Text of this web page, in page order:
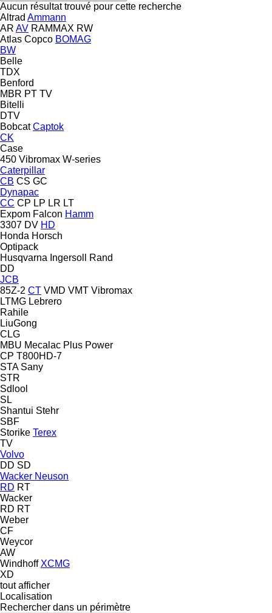
Aucun résultat trouvé pour cette recherche
Altrad Ammann
AR AV RAMMAX RW
Atlas Copco BOMAG
BW
Belle
TDX
Benford
MBR PT TV
Bitelli
DTV
Bobcat Captok
CK
Case
450 Vibromax W-series
Caterpillar
CB CS GC
Dynapac
CC CP LP LR LT
Expom Falcon Hamm
3307 DV HD
Honda Horsch
Optipack
Husqvarna Ingersoll Rand
DD
JCB
85Z-2 CT VMD VMT Vibromax
LTMG Lebrero
Rahile
LiuGong
CLG
MBU Mecalac Plus Power
CP T800HD-7
STA Sany
STR
Sdlool
SL
Shantui Stehr
SBF
Storike Terex
TV
Volvo
DD SD
Wacker Neuson
RD RT
Wacker
RD RT
Weber
CF
Weycor
AW
Windhoff XCMG
XD
tout afficher
Localisation
Rechercher dans un périmètre